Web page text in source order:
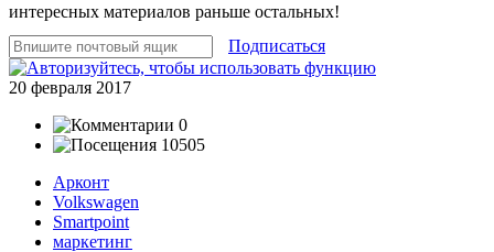
интересных материалов раньше остальных!
Подписаться
20 февраля 2017
0
10505
Арконт
Volkswagen
Smartpoint
маркетинг